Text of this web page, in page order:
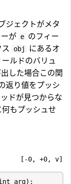
ジェクトがメタ
が e のフィー
obj
にあるオ
ルドのバリュ
した場合この関
返り値をプッシ
ドが見つからな
もプッシュせ
[-0, +0, v]